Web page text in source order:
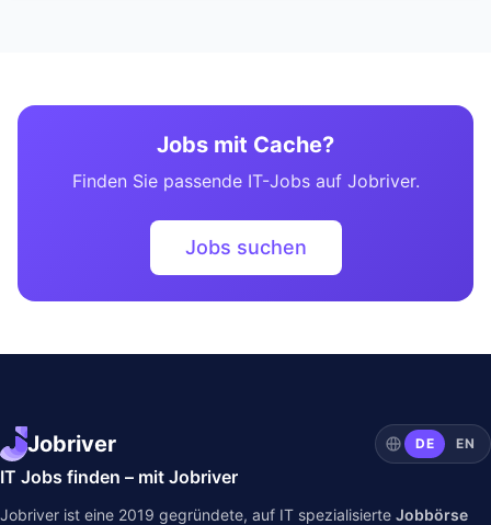
Jobs mit Cache?
Finden Sie passende IT-Jobs auf Jobriver.
Jobs suchen
Jobriver DE EN
IT Jobs finden – mit Jobriver
Jobriver ist eine 2019 gegründete, auf IT spezialisierte Jobbörse